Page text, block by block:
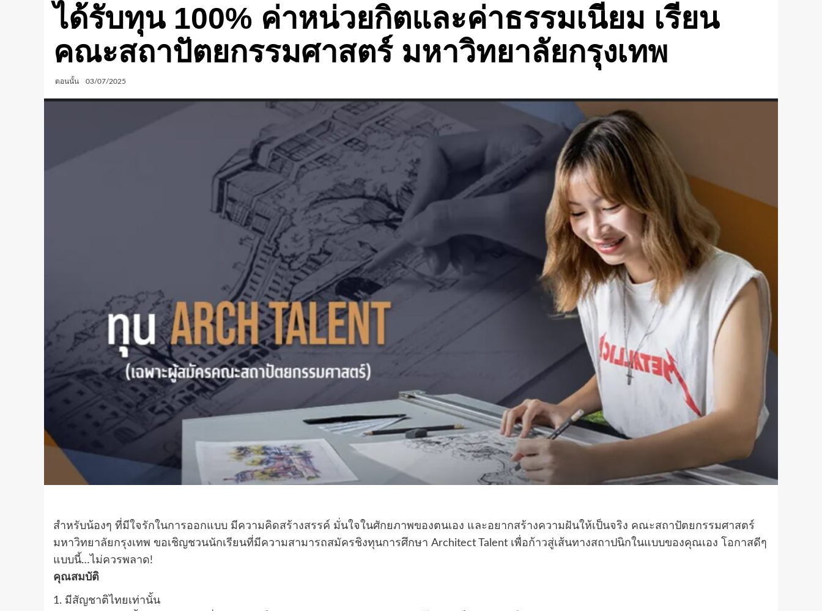
ได้รับทุน 100% ค่าหน่วยกิตและค่าธรรมเนียม เรียน
คณะสถาปัตยกรรมศาสตร์ มหาวิทยาลัยกรุงเทพ
ตอนนั้น 03/07/2025
สำหรับน้องๆ ที่มีใจรักในการออกแบบ มีความคิดสร้างสรรค์ มั่นใจในศักยภาพของตนเอง และอยากสร้างความฝันให้เป็นจริง คณะสถาปัตยกรรมศาสตร์
มหาวิทยาลัยกรุงเทพ ขอเชิญชวนนักเรียนที่มีความสามารถสมัครชิงทุนการศึกษา Architect Talent เพื่อก้าวสู่เส้นทางสถาปนิกในแบบของคุณเอง โอกาสดีๆ
แบบนี้…ไม่ควรพลาด!
คุณสมบัติ
1. มีสัญชาติไทยเท่านั้น